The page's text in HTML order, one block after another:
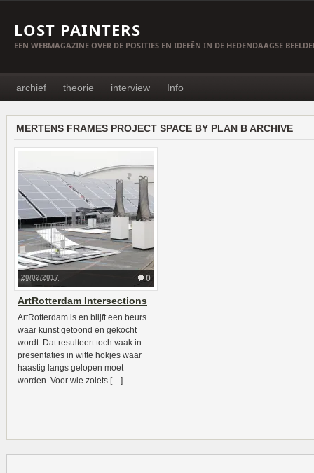
LOST PAINTERS
EEN WEBMAGAZINE OVER DE POSITIES EN IDEEËN IN DE HEDENDAAGSE
archief theorie interview Info
MERTENS FRAMES PROJECT SPACE BY PLAN B ARCHIVE
0
20/02/2017
ArtRotterdam Intersections
ArtRotterdam is en blijft een beurs
waar kunst getoond en gekocht
wordt. Dat resulteert toch vaak in
presentaties in witte hokjes waar
haastig langs gelopen moet
worden. Voor wie zoiets […]